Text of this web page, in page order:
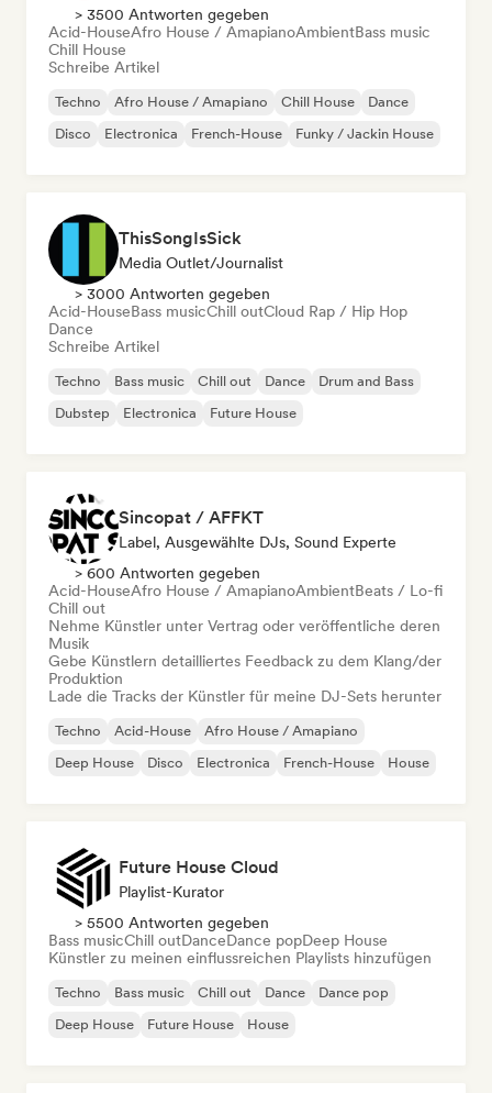
> 3500 Antworten gegeben
Acid-HouseAfro House / AmapianoAmbientBass music
Chill House
Schreibe Artikel
Techno Afro House / Amapiano Chill House
Dance
Disco
Electronica French-House Funky / Jackin House
ThisSongIsSick
Media Outlet/Journalist
> 3000 Antworten gegeben
Acid-HouseBass musicChill outCloud Rap / Hip Hop
Dance
Schreibe Artikel
Techno Bass music Chill out Dance
Drum and Bass
Dubstep
Electronica Future House
Sincopat / AFFKT
Label, Ausgewählte DJs, Sound Experte
> 600 Antworten gegeben
Acid-HouseAfro House / AmapianoAmbientBeats / Lo-fi
Chill out
Nehme Künstler unter Vertrag oder veröffentliche deren
Musik
Gebe Künstlern detailliertes Feedback zu dem Klang/der
Produktion
Lade die Tracks der Künstler für meine DJ-Sets herunter
Techno Acid-House
Afro House / Amapiano
Deep House
Disco Electronica French-House House
Future House Cloud
Playlist-Kurator
> 5500 Antworten gegeben
Bass musicChill outDanceDance popDeep House
Künstler zu meinen einflussreichen Playlists hinzufügen
Techno Bass music Chill out Dance
Dance pop
Deep House
Future House House